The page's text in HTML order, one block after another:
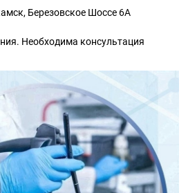
Березовское Шоссе 6А
Необходима консультация